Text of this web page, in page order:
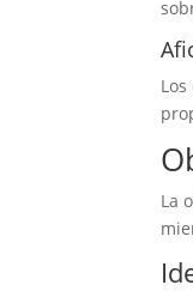
La